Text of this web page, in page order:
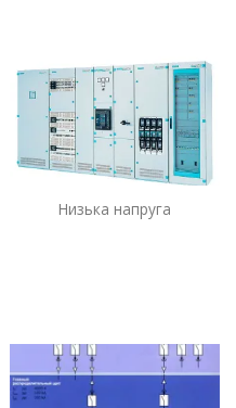
Низька напруга